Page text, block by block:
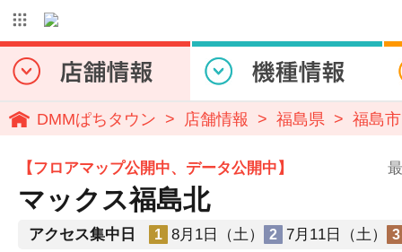
DMMぱちタウン 店舗情報 福島県 福島市
【フロアマップ公開中、データ公開中】
マックス福島北
アクセス集中日 1 8月1日（土） 2 7月11日（土） 3